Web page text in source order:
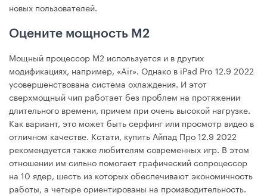
новых пользователей.
Оцените мощность М2
Мощный процессор М2 используется и в других
модификациях, например, «Air». Однако в iPad Pro 12.9 2022
усовершенствована система охлаждения. И этот
сверхмощный чип работает без проблем на протяжении
длительного времени, причем при очень высокой нагрузке.
Как вариант, это может быть серфинг или просмотр видео в
отличном качестве. Кстати, купить Айпад Про 12.9 2022
рекомендуется также любителям современных игр. В этом
отношении им сильно помогает графический сопроцессор
на 10 ядер, шесть из которых обеспечивают экономичность
работы, а четыре ориентированы на производительность.